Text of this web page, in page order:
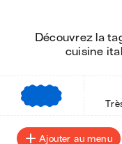
Découvrez la
cuisine
Ajouter au menu